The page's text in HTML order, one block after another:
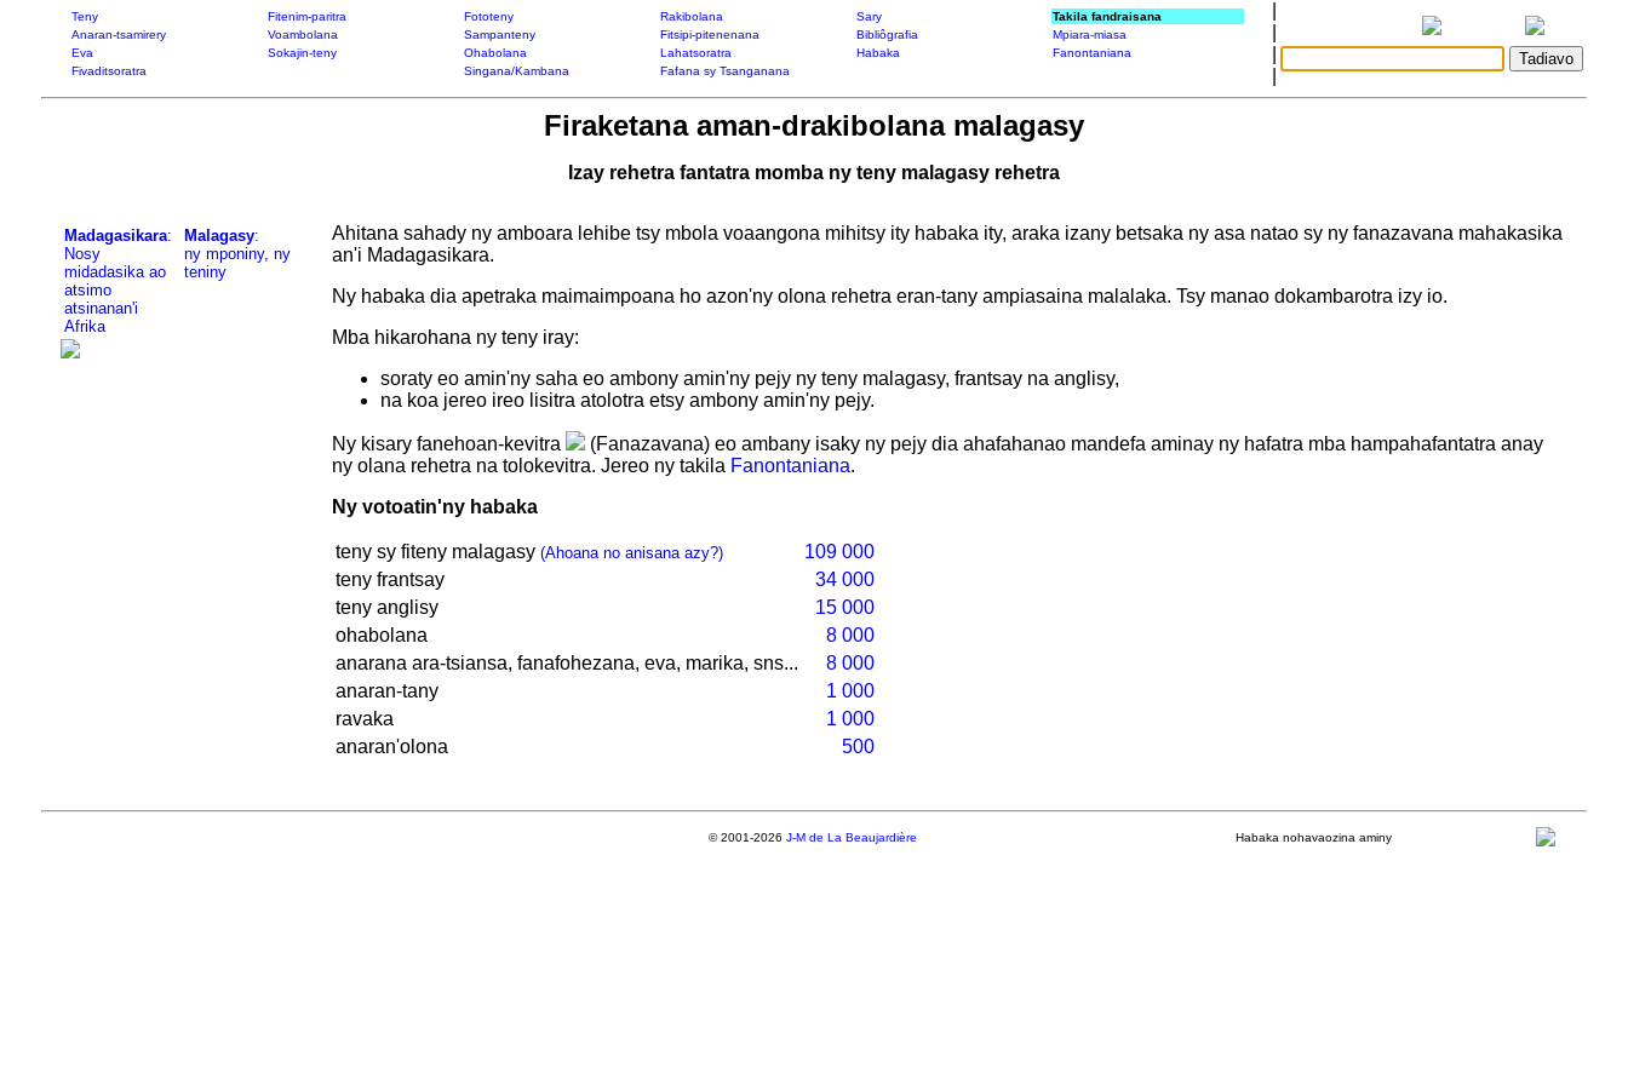
Teny Fitenim-paritra Fototeny Rakibolana Sary
Takila fandraisana
Anaran-tsamirery
Voambolana Sampanteny Fitsipi-pitenenana Bibliôgrafia
Mpiara-miasa
Eva
Sokajin-teny Ohabolana Lahatsoratra Habaka
Fanontaniana
Fivaditsoratra
Singana/Kambana Fafana sy Tsanganana
Firaketana aman-drakibolana malagasy
Izay rehetra fantatra momba ny teny malagasy rehetra
Madagasikara:
Nosy
midadasika ao
atsimo
atsinanan'i
Afrika
Malagasy:
ny mponiny, ny
teniny
Ahitana sahady ny amboara lehibe tsy mbola voaangona mihitsy ity habaka ity, araka izany betsaka ny asa natao sy ny fanazavana mahakasika
an'i Madagasikara.
Ny habaka dia apetraka maimaimpoana ho azon'ny olona rehetra eran-tany ampiasaina malalaka. Tsy manao dokambarotra izy io.
Mba hikarohana ny teny iray:
soraty eo amin'ny saha eo ambony amin'ny pejy ny teny malagasy, frantsay na anglisy,
na koa jereo ireo lisitra atolotra etsy ambony amin'ny pejy.
Ny kisary fanehoan-kevitra
(Fanazavana) eo ambany isaky ny pejy dia ahafahanao mandefa aminay ny hafatra mba hampahafantatra anay
ny olana rehetra na tolokevitra. Jereo ny takila Fanontaniana.
Ny votoatin'ny habaka
teny sy fiteny malagasy (Ahoana no anisana azy?)
109 000
teny frantsay
34 000
teny anglisy
15 000
ohabolana
8 000
anarana ara-tsiansa, fanafohezana, eva, marika, sns...
8 000
anaran-tany
1 000
ravaka
1 000
anaran'olona
500
© 2001-2026J-M de La Beaujardière Habaka nohavaozina aminy